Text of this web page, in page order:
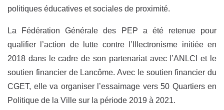
politiques éducatives et sociales de proximité.
La Fédération Générale des PEP a été retenue pour
qualifier l’action de lutte contre l’Illectronisme initiée en
2018 dans le cadre de son partenariat avec l’ANLCI et le
soutien financier de Lancôme. Avec le soutien financier du
CGET, elle va organiser l’essaimage vers 50 Quartiers en
Politique de la Ville sur la période 2019 à 2021.